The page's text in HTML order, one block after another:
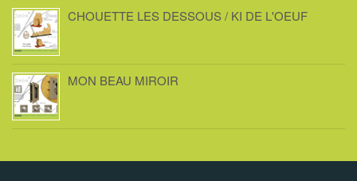
CHOUETTE LES DESSOUS / KI DE L'OEUF
MON BEAU MIROIR